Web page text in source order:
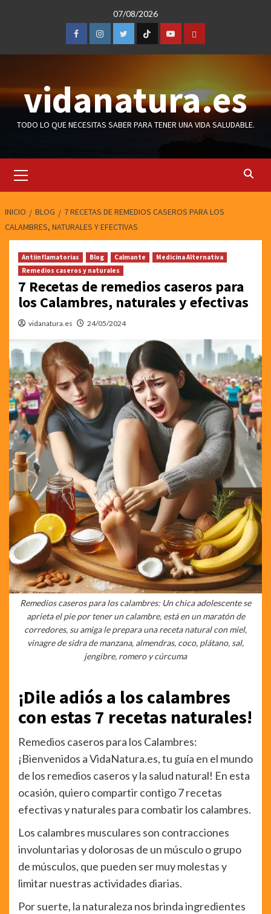
07/08/2026
FacebookInstagramTwitterTicTocYoutubeAmazon
vidanatura.es
TODO LO QUE NECESITAS SABER PARA TENER UNA VIDA SALUDABLE.
primario
INICIO BLOG
7 RECETAS DE REMEDIOS CASEROS PARA LOS
CALAMBRES, NATURALES Y EFECTIVAS
Antiinflamatorias Blog Calmante
Medicina Alternativa
Remedios caseros y naturales
7 Recetas de remedios caseros para
los Calambres, naturales y efectivas
vidanatura.es 24/05/2024
Remedios caseros para los calambres: Un chica adolescente se
aprieta el pie por tener un calambre, está en un maratón de
corredores, su amiga le prepara una receta natural con miel,
vinagre de sidra de manzana, almendras, coco, plátano, sal,
jengibre, romero y cúrcuma
¡Dile adiós a los calambres
con estas 7 recetas naturales!
Remedios caseros para los Calambres:
¡Bienvenidos a VidaNatura.es, tu guía en el mundo
de los remedios caseros y la salud natural! En esta
ocasión, quiero compartir contigo 7 recetas
efectivas y naturales para combatir los calambres.
Los calambres musculares son contracciones
involuntarias y dolorosas de un músculo o grupo
de músculos, que pueden ser muy molestas y
limitar nuestras actividades diarias.
Por suerte, la naturaleza nos brinda ingredientes